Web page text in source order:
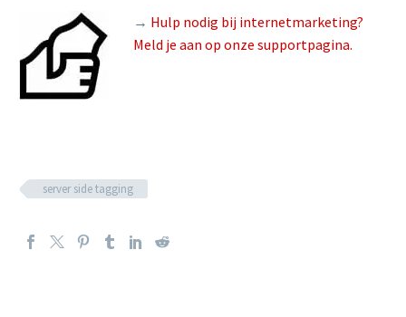
→ Hulp nodig bij internetmarketing?
Meld je aan op onze supportpagina.
server side tagging